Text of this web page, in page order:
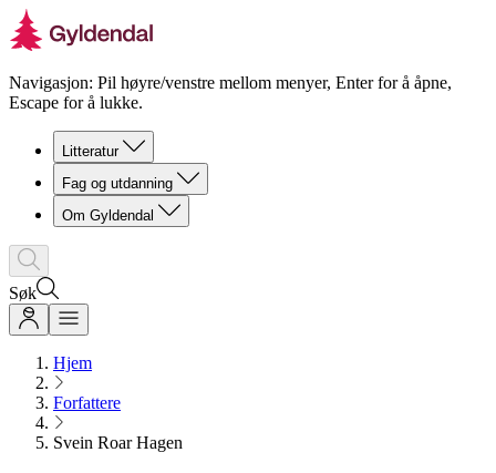
Navigasjon: Pil høyre/venstre mellom menyer, Enter for å åpne,
Escape for å lukke.
Litteratur
Fag og utdanning
Om Gyldendal
Søk
Hjem
Forfattere
Svein Roar Hagen